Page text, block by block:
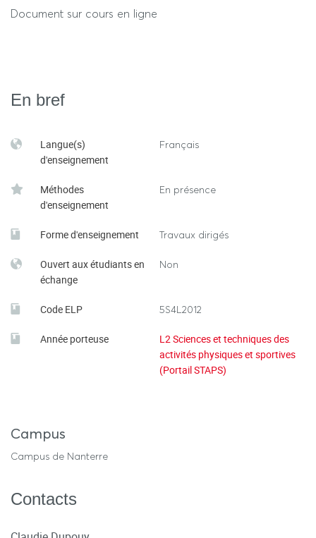
publications.
PRADET M., HUBICHE JL., (2017) Comprendre l’athlétisme.
Sa pratique, son enseignement Insep publications (réed.).
Revue AEFA
Document sur cours en ligne
En bref
Langue(s)
d'enseignement
Français
Méthodes
d'enseignement
En présence
Forme d'enseignement Travaux dirigés
Ouvert aux étudiants en
échange
Non
Code ELP 5S4L2012
Année porteuse
L2 Sciences et techniques des
activités physiques et sportives
(Portail STAPS)
Campus
Campus de Nanterre
Contacts